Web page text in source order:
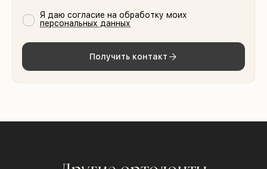
Я даю согласие на обработку моих
персональных данных
Получить контакт